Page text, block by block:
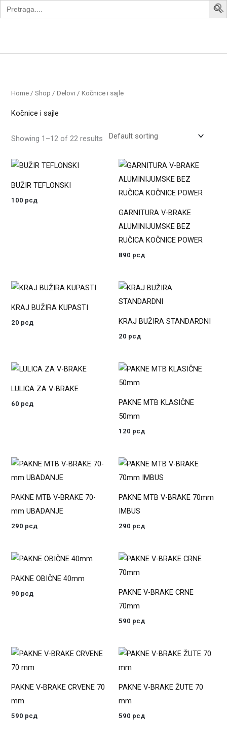
Search
for:
Skip
to
Home /Shop /Delovi / Kočnice i sajle
Kočnice i sajle
Showing 1–12 of 22 results
BUŽIR TEFLONSKI
100 рсд
GARNITURA V-BRAKE
ALUMINIJUMSKE BEZ
RUČICA KOČNICE POWER
890 рсд
KRAJ BUŽIRA KUPASTI
20 рсд KRAJ BUŽIRA STANDARDNI
20 рсд
LULICA ZA V-BRAKE
60 рсд
PAKNE MTB KLASIČNE
50mm
120 рсд
PAKNE MTB V-BRAKE 70-
mm UBADANJE
290 рсд
PAKNE MTB V-BRAKE 70mm
IMBUS
290 рсд
PAKNE OBIČNE 40mm
90 рсд
PAKNE V-BRAKE CRNE
70mm
590 рсд
PAKNE V-BRAKE CRVENE 70
mm
590 рсд
PAKNE V-BRAKE ŽUTE 70
mm
590 рсд